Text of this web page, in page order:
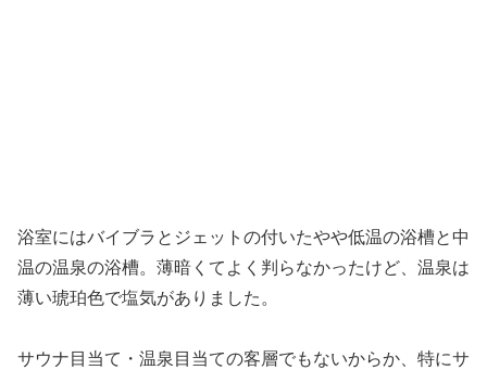
浴室にはバイブラとジェットの付いたやや低温の浴槽と中
温の温泉の浴槽。薄暗くてよく判らなかったけど、温泉は
薄い琥珀色で塩気がありました。
サウナ目当て・温泉目当ての客層でもないからか、特にサ